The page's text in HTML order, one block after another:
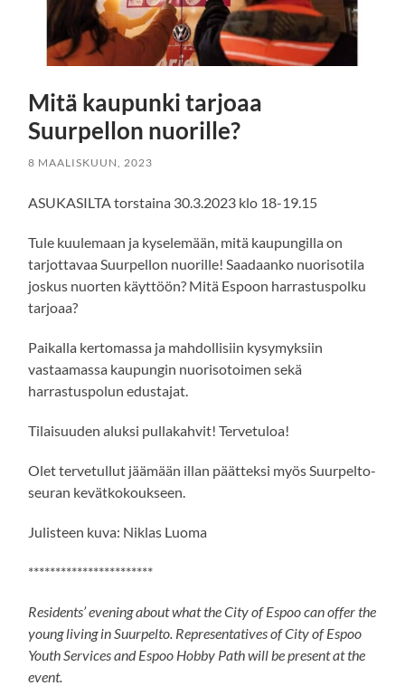
Mitä kaupunki tarjoaa
Suurpellon nuorille?
8 MAALISKUUN, 2023
ASUKASILTA torstaina 30.3.2023 klo 18-19.15
Tule kuulemaan ja kyselemään, mitä kaupungilla on
tarjottavaa Suurpellon nuorille! Saadaanko nuorisotila
joskus nuorten käyttöön? Mitä Espoon harrastuspolku
tarjoaa?
Paikalla kertomassa ja mahdollisiin kysymyksiin
vastaamassa kaupungin nuorisotoimen sekä
harrastuspolun edustajat.
Tilaisuuden aluksi pullakahvit! Tervetuloa!
Olet tervetullut jäämään illan päätteksi myös Suurpelto-
seuran kevätkokoukseen.
Julisteen kuva: Niklas Luoma
***********************
Residents’ evening about what the City of Espoo can offer the
young living in Suurpelto. Representatives of City of Espoo
Youth Services and Espoo Hobby Path will be present at the
event.